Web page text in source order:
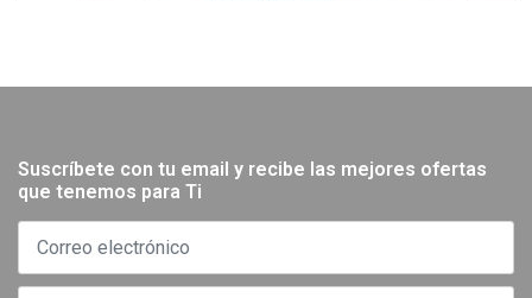
Suscríbete con tu email y recibe las mejores ofertas
que tenemos para Ti